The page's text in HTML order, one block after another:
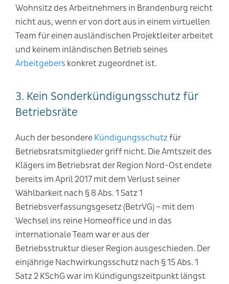
Wohnsitz des Arbeitnehmers in Brandenburg reicht
nicht aus, wenn er von dort aus in einem virtuellen
Team für einen ausländischen Projektleiter arbeitet
und keinem inländischen Betrieb seines
Arbeitgebers konkret zugeordnet ist.
3. Kein Sonderkündigungsschutz für
Betriebsräte
Auch der besondereKündigungsschutzfür
Betriebsratsmitglieder griff nicht. Die Amtszeit des
Klägers im Betriebsrat der Region Nord-Ost endete
bereits im April 2017 mit dem Verlust seiner
Wählbarkeit nach § 8 Abs. 1 Satz 1
Betriebsverfassungsgesetz (BetrVG) – mit dem
Wechsel ins reine Homeoffice und in das
internationale Team war er aus der
Betriebsstruktur dieser Region ausgeschieden. Der
einjährige Nachwirkungsschutz nach § 15 Abs. 1
Satz 2 KSchG war im Kündigungszeitpunkt längst